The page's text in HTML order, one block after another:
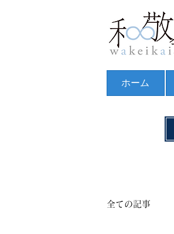
ホーム
全ての記事